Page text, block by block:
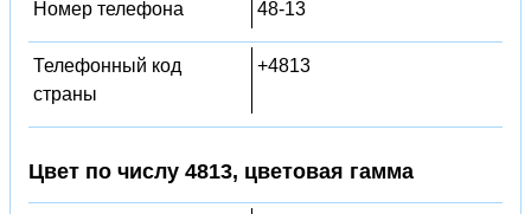
Номер телефона 48-13
Телефонный код
страны
+4813
Цвет по числу 4813, цветовая гамма